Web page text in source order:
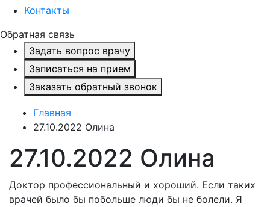
Контакты
Обратная связь
Задать вопрос врачу
Записаться на прием
Заказать обратный звонок
Главная
27.10.2022 Олина
27.10.2022 Олина
Доктор профессиональный и хороший. Если таких
врачей было бы побольше люди бы не болели. Я